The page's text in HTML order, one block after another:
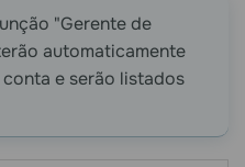
"Gerente de
automaticamente
e serão listados